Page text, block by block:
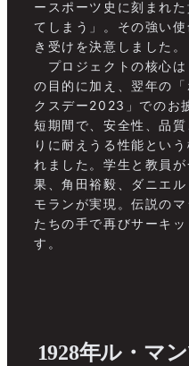
ースポーツ史に刻まれ
てしまう」。その強い
き受けを決意しました。
プロジェクトの核心は
の目的に加え、翌年の
クスデー2023」でのお
短期間で、安全性、品
りに耐えうる性能とい
れました。学生と教員
果、角田裕毅、ダニエ
モランが実現。伝説の
たちの手で再びサーキ
す。
1928年ル・マ